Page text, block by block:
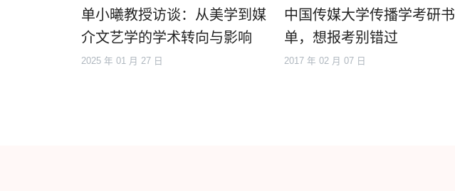
单小曦教授访谈：从美学到媒
介文艺学的学术转向与影响
2025 年 01 月 27 日
中国传媒大学传播学考研书
单，想报考别错过
2017 年 02 月 07 日